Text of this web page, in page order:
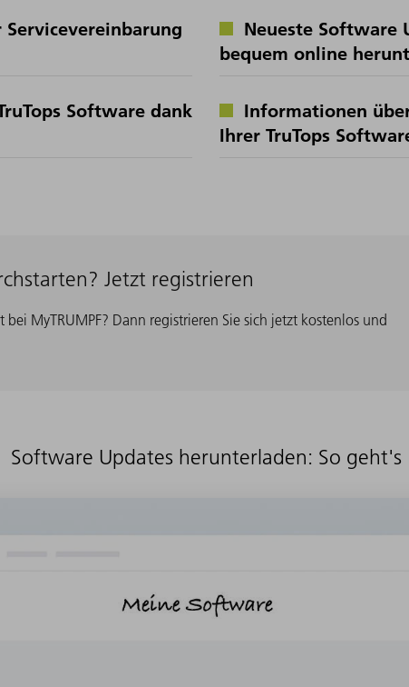
Neueste Software
bequem online
Software dank
Informationen
Ihrer TruTops
Jetzt registrieren
MyTRUMPF? Dann registrieren Sie sich jetzt kostenlos und
Software Updates herunterladen: So geht's